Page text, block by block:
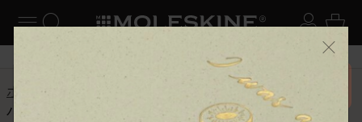
ナビゲーションの切替 ログ
検索 (キーワードなど) カ
6,500円以上のご購入で送料無料 メニ
ーを閉じる
ホーム
パーソナライズノートブック